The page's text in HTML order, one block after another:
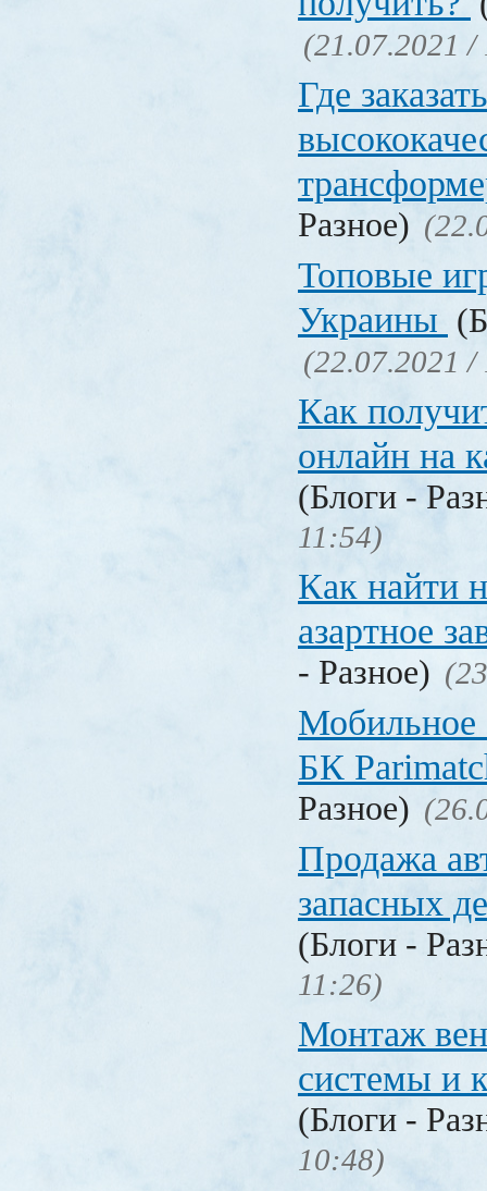
(21.07.2021 /
Где заказать
Разное)
Топовые
Украины
(22.07.2021 /
Как
онлайн на
(Блоги -
11:54)
Как найти
азартное
- Разное)
Мобильное
БК
Разное)
Продажа
запасных
(Блоги -
11:26)
Монтаж
системы и
(Блоги -
10:48)